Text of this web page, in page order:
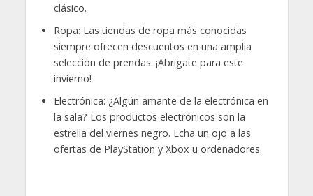
clásico.
Ropa: Las tiendas de ropa más conocidas
siempre ofrecen descuentos en una amplia
selección de prendas. ¡Abrígate para este
invierno!
Electrónica: ¿Algún amante de la electrónica en
la sala? Los productos electrónicos son la
estrella del viernes negro. Echa un ojo a las
ofertas de PlayStation y Xbox u ordenadores.